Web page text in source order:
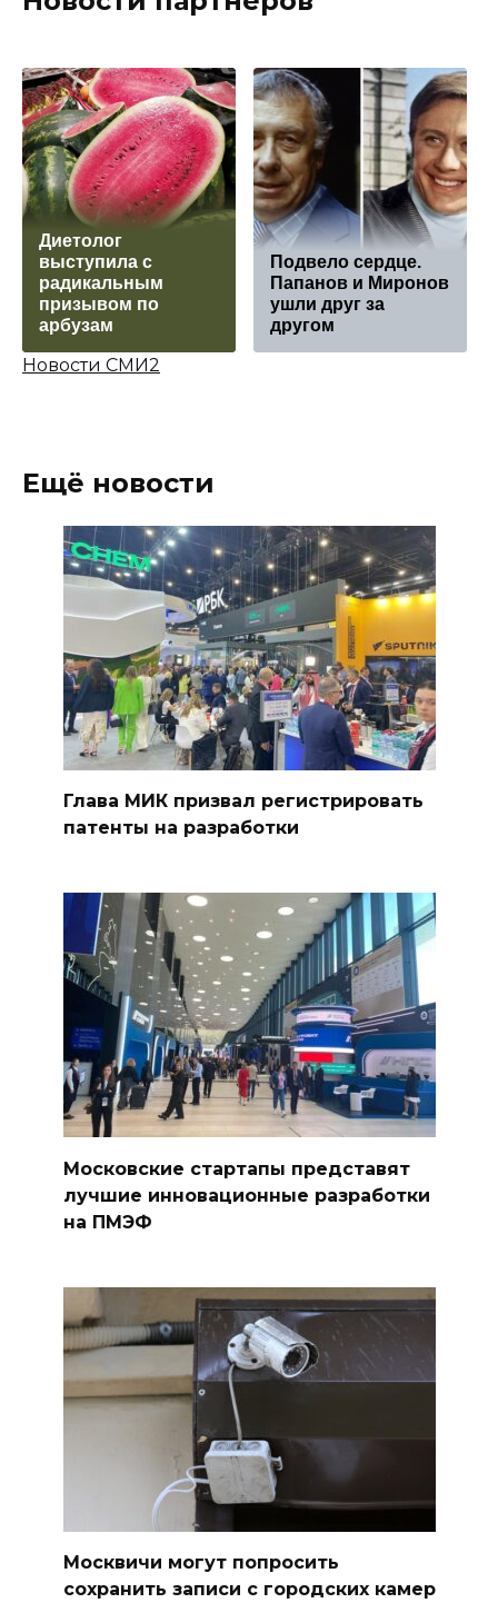
Диетолог
выступила с
радикальным
призывом по
арбузам
Подвело сердце.
Папанов и Миронов
ушли друг за
другом
Новости СМИ2
Ещё новости
Глава МИК призвал регистрировать
патенты на разработки
Московские стартапы представят
лучшие инновационные разработки
на ПМЭФ
Москвичи могут попросить
сохранить записи с городских камер